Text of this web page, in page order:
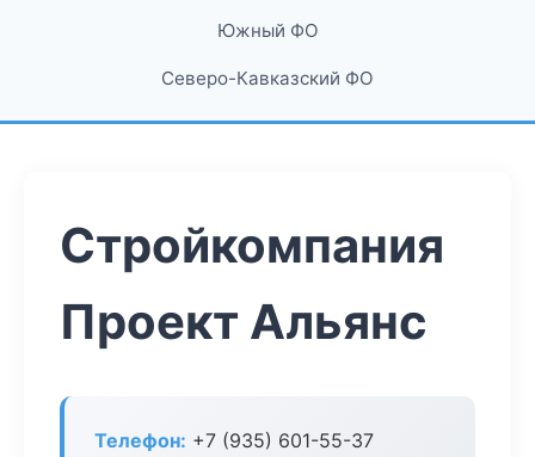
Южный ФО
Северо-Кавказский ФО
Стройкомпания
Проект Альянс
Телефон: +7 (935) 601-55-37